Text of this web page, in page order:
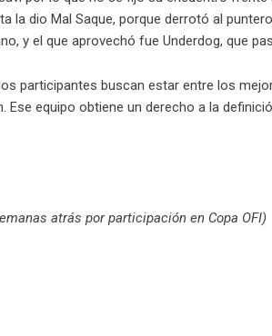
la dio Mal Saque, porque derrotó al
y el que aprovechó fue Underdog, que
participantes buscan estar entre los
Ese equipo obtiene un derecho a la
atrás por participación en Copa OFI)